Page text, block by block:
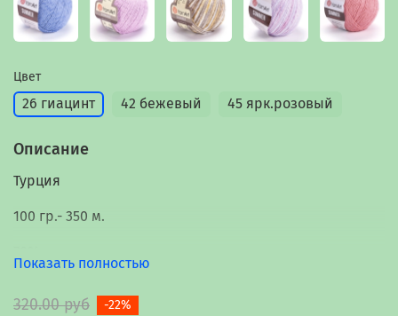
Цвет
26 гиацинт 42 бежевый 45 ярк.розовый
Описание
Турция
100 гр.- 350 м.
Показать полностью
320.00 руб -22%